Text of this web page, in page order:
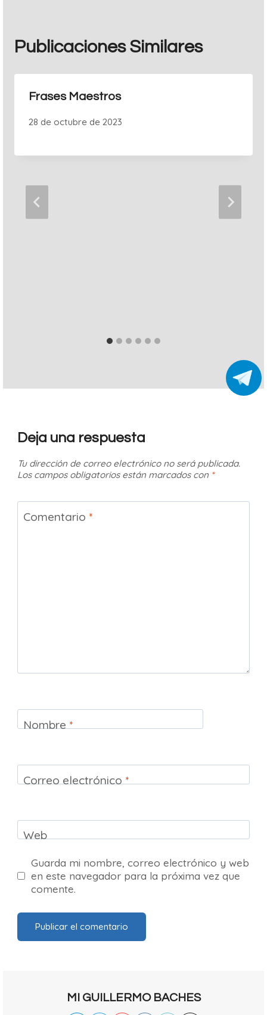
Publicaciones Similares
Frases Maestros
28 de octubre de 2023
Deja una respuesta
Tu dirección de correo electrónico no será publicada.
Los campos obligatorios están marcados con *
Comentario *
Nombre *
Correo electrónico *
Web
Guarda mi nombre, correo electrónico y web
en este navegador para la próxima vez que
comente.
MI GUILLERMO BACHES